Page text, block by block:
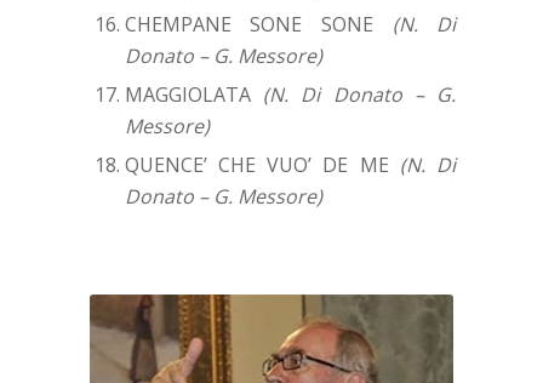
CHEMPANE SONE SONE (N. Di
Donato – G. Messore)
MAGGIOLATA (N. Di Donato – G.
Messore)
QUENCE’ CHE VUO’ DE ME (N. Di
Donato – G. Messore)